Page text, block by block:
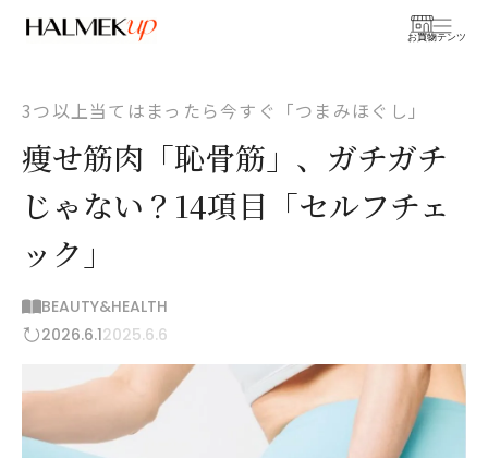
お買物
コンテンツ
3つ以上当てはまったら今すぐ「つまみほぐし」
痩せ筋肉「恥骨筋」、ガチガチ
じゃない？14項目「セルフチェ
ック」
BEAUTY&HEALTH
2026.6.12025.6.6